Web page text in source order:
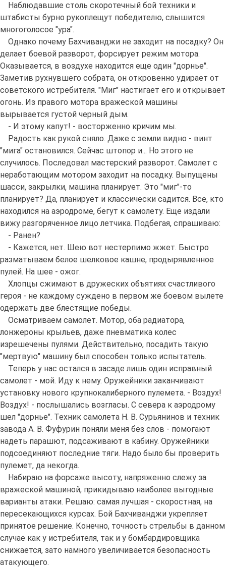
Наблюдавшие столь скоротечный бой техники и
штабисты бурно рукоплещут победителю, слышится
многоголосое "ура".
Однако почему Бахчиванджи не заходит на посадку? Он
делает боевой разворот, форсирует режим мотора.
Оказывается, в воздухе находится еще один "дорнье".
Заметив рухнувшего собрата, он откровенно удирает от
советского истребителя. "Миг" настигает его и открывает
огонь. Из правого мотора вражеской машины
вырывается густой черный дым.
- И этому капут! - восторженно кричим мы.
Радость как рукой сняло. Даже с земли видно - винт
"мига" остановился. Сейчас штопор и... Но этого не
случилось. Последовал мастерский разворот. Самолет с
неработающим мотором заходит на посадку. Выпущены
шасси, закрылки, машина планирует. Это "миг"-то
планирует? Да, планирует и классически садится. Все, кто
находился на аэродроме, бегут к самолету. Еще издали
вижу разгоряченное лицо летчика. Подбегая, спрашиваю:
- Ранен?
- Кажется, нет. Шею вот нестерпимо жжет. Быстро
разматываем белое шелковое кашне, продырявленное
пулей. На шее - ожог.
Хлопцы сжимают в дружеских объятиях счастливого
героя - не каждому суждено в первом же боевом вылете
одержать две блестящие победы.
Осматриваем самолет. Мотор, оба радиатора,
лонжероны крыльев, даже пневматика колес
изрешечены пулями. Действительно, посадить такую
"мертвую" машину был способен только испытатель.
Теперь у нас остался в засаде лишь один исправный
самолет - мой. Иду к нему. Оружейники заканчивают
установку нового крупнокалиберного пулемета. - Воздух!
Воздух! - послышались возгласы. С севера к аэродрому
шел "дорнье". Техник самолета Н. В. Сурьянинов и техник
завода А. В. Фуфурин поняли меня без слов - помогают
надеть парашют, подсаживают в кабину. Оружейники
подсоединяют последние тяги. Надо было бы проверить
пулемет, да некогда.
Набираю на форсаже высоту, напряженно слежу за
вражеской машиной, прикидываю наиболее выгодные
варианты атаки. Решаю: самая лучшая - скоростная, на
пересекающихся курсах. Бой Бахчиванджи укрепляет
принятое решение. Конечно, точность стрельбы в данном
случае как у истребителя, так и у бомбардировщика
снижается, зато намного увеличивается безопасность
атакующего.